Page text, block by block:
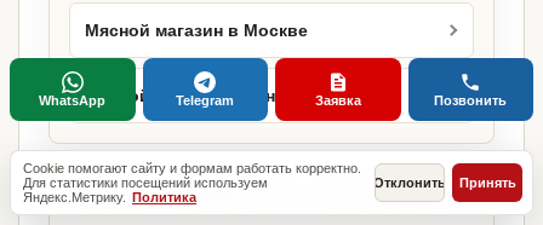
Мясной магазин в Москве
Мясной магазин в Санкт-Петербурге
Базовые разделы по этому запросу
Cookie помогают сайту и формам работать корректно.
Для статистики посещений используем
Яндекс.Метрику. Политика
Отклонить Принять
WhatsApp Telegram Заявка Позвонить